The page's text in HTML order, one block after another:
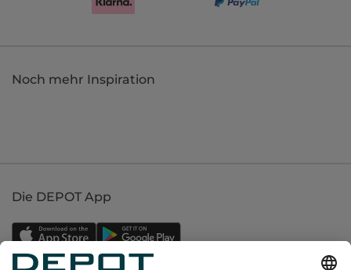
Noch mehr Inspiration
Die DEPOT App